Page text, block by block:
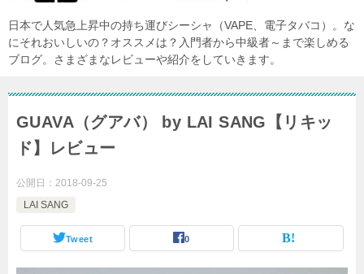
日本で人気急上昇中の持ち運びシーシャ（VAPE、電子タバコ）。な
にそれおいしいの？オススメは？入門者から中級者～まで楽しめる
ブログ。さまざまなレビューや紹介をしていきます。
GUAVA（グアバ） by LAI SANG【リキッ
ド】レビュー
公開日： 2018-09-25
LAI SANG
Tweet 0